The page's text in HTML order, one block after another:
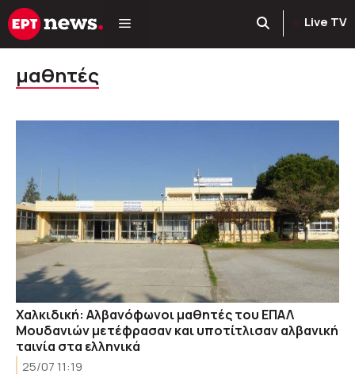
Μετάβαση
σε
Live TV
μαθητές
Χαλκιδική: Αλβανόφωνοι μαθητές του ΕΠΑΛ
Μουδανιών μετέφρασαν και υποτίτλισαν αλβανική
ταινία στα ελληνικά
25/07 11:19